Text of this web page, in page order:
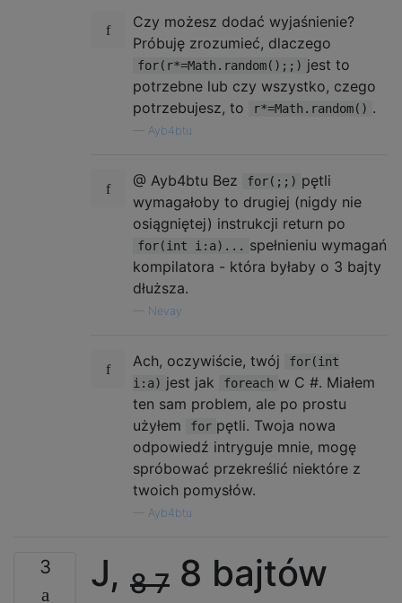
Czy możesz dodać wyjaśnienie?
Próbuję zrozumieć, dlaczego
for(r*=Math.random();;) jest to
potrzebne lub czy wszystko, czego
potrzebujesz, to
r*=Math.random() .
Ayb4btu
@ Ayb4btu Bez for(;;) pętli
wymagałoby to drugiej (nigdy nie
osiągniętej) instrukcji return po
for(int i:a)... spełnieniu wymagań
kompilatora - która byłaby o 3 bajty
dłuższa.
Nevay
Ach, oczywiście, twój
for(int
i:a) jest jak foreach w C #. Miałem
ten sam problem, ale po prostu
użyłem
for pętli. Twoja nowa
odpowiedź intryguje mnie, mogę
spróbować przekreślić niektóre z
twoich pomysłów.
Ayb4btu
3 J, 87 8 bajtów